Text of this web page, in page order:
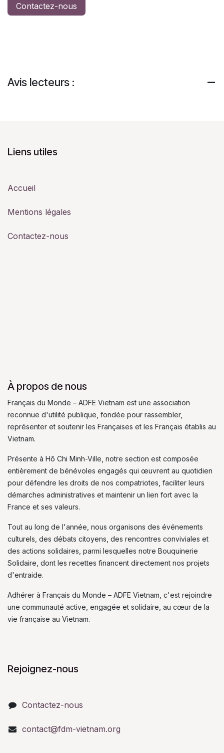
Contactez-nous
Avis lecteurs :
Liens utiles
Accueil
Mentions légales
Contactez-nous
À propos de nous
Français du Monde – ADFE Vietnam est une association
reconnue d'utilité publique, fondée pour rassembler,
représenter et soutenir les Françaises et les Français établis au
Vietnam.
Présente à Hô Chi Minh-Ville, notre section est composée
entièrement de bénévoles engagés qui œuvrent au quotidien
pour défendre les droits de nos compatriotes, faciliter leurs
démarches administratives et maintenir un lien fort avec la
France et ses valeurs.
Tout au long de l'année, nous organisons des événements
culturels, des débats citoyens, des rencontres conviviales et
des actions solidaires, parmi lesquelles notre Bouquinerie
Solidaire, dont les recettes financent directement nos projets
d'entraide.
Adhérer à Français du Monde – ADFE Vietnam, c'est rejoindre
une communauté active, engagée et solidaire, au cœur de la
vie française au Vietnam.
Rejoignez-nous
Contactez-nous
contact@fdm-vietnam.org